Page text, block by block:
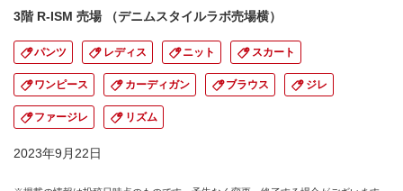
3階 R-ISM 売場 （デニムスタイルラボ売場横）
パンツ レディス ニット スカート
ワンピース カーディガン ブラウス ジレ
ファージレ リズム
2023年9月22日